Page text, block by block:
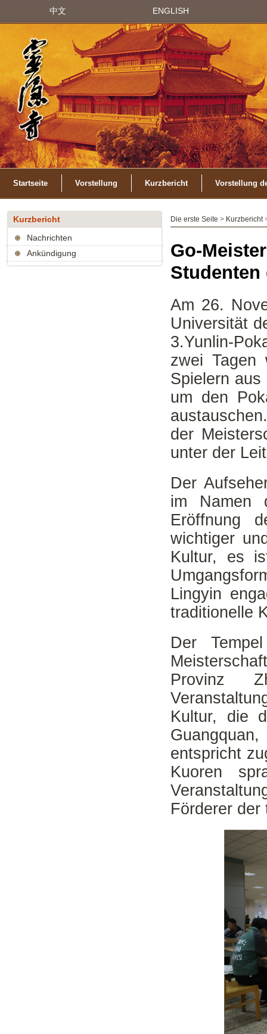
中文 ENGLISH
Startseite Vorstellung Kurzbericht Vorstellung
Kurzbericht
Nachrichten
Ankündigung
Die erste Seite > Kurzbericht
Go-
Am 26.
Universität
3.Yunlin-
zwei Tagen
Spielern
um den
der
unter der
Der
im Namen
Eröffnung
wichtiger
Kultur, es
Lingyin
traditionelle
Der
Provinz
Kultur, die
entspricht
Kuoren
Förderer